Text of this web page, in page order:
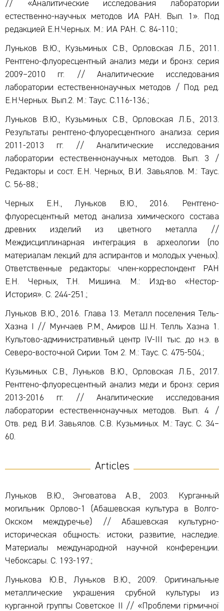
// «Аналитические исследования лаборатории
естественно-научных методов ИА РАН. Вып. 1». Под
редакцией Е.Н.Черных. М.: ИА РАН. С. 84-110.;
Луньков В.Ю., Кузьминых С.В., Орловская Л.Б., 2011.
Рентгено-флуоресцентный анализ меди и бронз: серия
2009–2010 гг. // Аналитические исследования
лаборатории естественнонаучных методов / Под. ред.
Е.Н.Черных. Вып.2. М.: Таус. С.116-136.;
Луньков В.Ю., Кузьминых С.В., Орловская Л.Б., 2013.
Результаты рентгено-флуоресцентного анализа: серия
2011-2013 гг. // Аналитические исследования
лаборатории естественнонаучных методов. Вып. 3 /
Редакторы и сост. Е.Н. Черных, В.И. Завьялов. М.: Таус.
С. 56-88.;
Черных Е.Н., Луньков В.Ю., 2016. Рентгено-
флуоресцентный метод анализа химического состава
древних изделий из цветного металла //
Междисциплинарная интеграция в археологии (по
материалам лекций для аспирантов и молодых ученых).
Ответственные редакторы: член-корреспондент РАН
Е.Н. Черных, Т.Н. Мишина. М.: Изд-во «Нестор-
История». С. 244-251.;
Луньков В.Ю., 2016. Глава 13. Металл поселения Тель-
Хазна I // Мунчаев Р.М., Амиров Ш.Н. Телль Хазна 1.
Культово-административный центр IV-III тыс. до н.э. в
Северо-восточной Сирии. Том 2. М.: Таус. С. 475-504.;
Кузьминых С.В., Луньков В.Ю., Орловская Л.Б., 2017.
Рентгено-флуоресцентный анализ меди и бронз: серия
2013-2016 гг. // Аналитические исследования
лаборатории естественнонаучных методов. Вып. 4 /
Отв. ред. В.И. Завьялов. С.В. Кузьминых. М.: Таус. С. 34–
60.
Articles
Луньков В.Ю., Энговатова А.В., 2003. Курганный
могильник Орлово-1 (Абашевская культура в Волго-
Окском междуречье) // Абашевская культурно-
историческая общность: истоки, развитие, наследие.
Материалы международной научной конференции.
Чебоксары. С. 193-197.;
Лунькова Ю.В., Луньков В.Ю., 2009. Оригинальные
металлические украшения срубной культуры из
курганной группы Советское II // «Проблеми гiрмичноï